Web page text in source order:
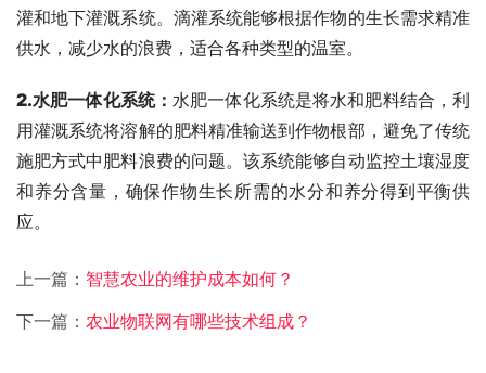
灌和地下灌溉系统。滴灌系统能够根据作物的生长需求精准
供水，减少水的浪费，适合各种类型的温室。
2.水肥一体化系统：水肥一体化系统是将水和肥料结合，利
用灌溉系统将溶解的肥料精准输送到作物根部，避免了传统
施肥方式中肥料浪费的问题。该系统能够自动监控土壤湿度
和养分含量，确保作物生长所需的水分和养分得到平衡供
应。
上一篇： 智慧农业的维护成本如何？
下一篇： 农业物联网有哪些技术组成？